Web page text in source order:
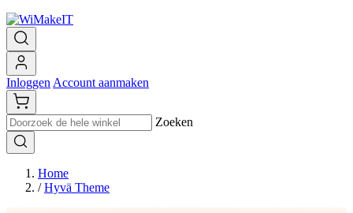
Inloggen Account aanmaken
Zoeken
Home
/ Hyvä Theme